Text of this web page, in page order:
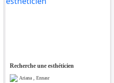
Recherche une esthéticien
Ariana , Ennasr